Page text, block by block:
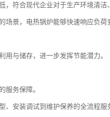
，符合现代企业对于生产环境清洁
场景，电热锅炉能够快速响应负
用与储存，进一步发挥节能潜力。
服务保障。
、安装调试到维护保养的全流程服